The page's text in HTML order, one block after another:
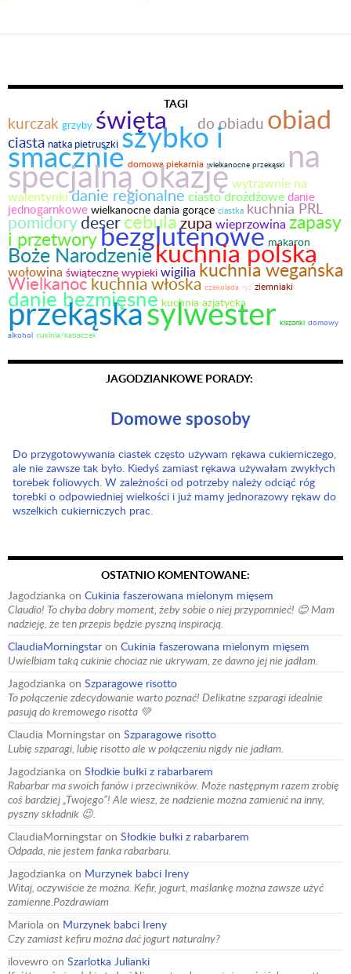
TAGI
kurczak grzyby święta ryba do obiadu obiad
ciasta natka pietruszki szybko i
smacznie domowa piekarnia wielkanocne przekąski na
specjalną okazjęwytrawnie na
walentynki danie regionalne ciasto drożdżowe danie
jednogarnkowe wielkanocne dania gorące ciastka kuchnia PRL
pomidorydesercebulazupa wieprzowina zapasy
i przetworybezglutenowe makaron
Boże Narodzeniekuchnia polska
wołowina świąteczne wypieki wigilia kuchnia wegańska
Wielkanoc kuchnia włoska czekolada ryż ziemniaki
danie bezmięsne kuchnia azjatycka
przekąskasylwester kiszonki domowy
alkohol cukinia/kabaczek
JAGODZIANKOWE PORADY:
Domowe sposoby
Do przygotowywania ciastek często używam rękawa cukierniczego,
ale nie zawsze tak było. Kiedyś zamiast rękawa używałam zwykłych
torebek foliowych. W zależności od potrzeby należy odciąć róg
torebki o odpowiedniej wielkości i już mamy jednorazowy rękaw do
wszelkich cukierniczych prac.
OSTATNIO KOMENTOWANE:
Jagodzianka on Cukinia faszerowana mielonym mięsem
Claudio! To chyba dobry moment, żeby sobie o niej przypomnieć! 😊 Mam
nadzieję, że ten przepis będzie pyszną inspiracją.
ClaudiaMorningstar on Cukinia faszerowana mielonym mięsem
Uwielbiam taką cukinie chociaz nie ukrywam, ze dawno jej nie jadłam.
Jagodzianka on Szparagowe risotto
To połączenie zdecydowanie warto poznać! Delikatne szparagi idealnie
pasują do kremowego risotta 💚
Claudia Morningstar on Szparagowe risotto
Lubię szparagi, lubię risotto ale w połączeniu nigdy nie jadłam.
Jagodzianka on Słodkie bułki z rabarbarem
Rabarbar ma swoich fanów i przeciwników. Może następnym razem zrobię
coś bardziej „Twojego”! Ale wiesz, że nadzienie można zamienić na inny,
pyszny składnik 😉.
ClaudiaMorningstar on Słodkie bułki z rabarbarem
Odpada, nie jestem fanka rabarbaru.
Jagodzianka on Murzynek babci Ireny
Witaj, oczywiście że można. Kefir, jogurt, maślankę można zawsze użyć
zamienne.Pozdrawiam
Mariola on Murzynek babci Ireny
Czy zamiast kefiru można dać jogurt naturalny?
ilovewro on Szarlotka Julianki